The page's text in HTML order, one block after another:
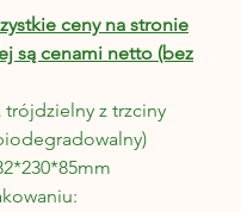
ceny na stronie
są cenami netto (bez
trójdzielny z trzciny